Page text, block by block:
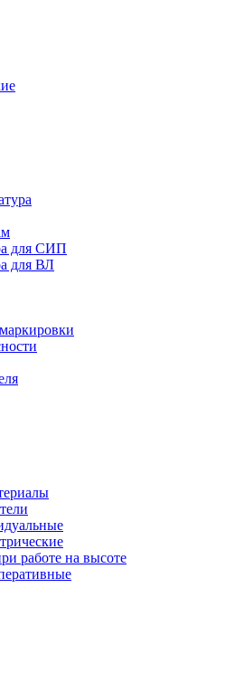
для СИП
для ВЛ
работе на высоте